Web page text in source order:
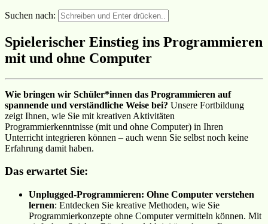
Suchen nach:
Spielerischer Einstieg ins Programmieren
mit und ohne Computer
Wie bringen wir Schüler*innen das Programmieren auf
spannende und verständliche Weise bei? Unsere Fortbildung
zeigt Ihnen, wie Sie mit kreativen Aktivitäten
Programmierkenntnisse (mit und ohne Computer) in Ihren
Unterricht integrieren können – auch wenn Sie selbst noch keine
Erfahrung damit haben.
Das erwartet Sie:
Unplugged-Programmieren: Ohne Computer verstehen
lernen: Entdecken Sie kreative Methoden, wie Sie
Programmierkonzepte ohne Computer vermitteln können. Mit